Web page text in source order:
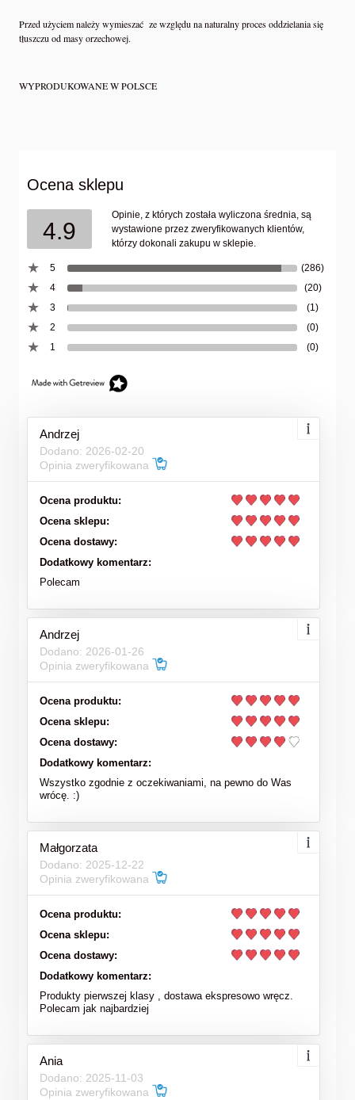
Przed użyciem należy wymieszać ze względu na naturalny proces oddzielania się
tłuszczu od masy orzechowej.
WYPRODUKOWANE W POLSCE
Ocena sklepu
4.9
Opinie, z których została wyliczona średnia, są
wystawione przez zweryfikowanych klientów,
którzy dokonali zakupu w sklepie.
5
(286)
4
(20)
3
(1)
2
(0)
1
(0)
Andrzej
Dodano: 2026-02-20
Opinia zweryfikowana
Ocena produktu:
Ocena sklepu:
Ocena dostawy:
Dodatkowy komentarz:
Polecam
Andrzej
Dodano: 2026-01-26
Opinia zweryfikowana
Ocena produktu:
Ocena sklepu:
Ocena dostawy:
Dodatkowy komentarz:
Wszystko zgodnie z oczekiwaniami, na pewno do Was
wrócę. :)
Małgorzata
Dodano: 2025-12-22
Opinia zweryfikowana
Ocena produktu:
Ocena sklepu:
Ocena dostawy:
Dodatkowy komentarz:
Produkty pierwszej klasy , dostawa ekspresowo wręcz.
Polecam jak najbardziej
Ania
Dodano: 2025-11-03
Opinia zweryfikowana